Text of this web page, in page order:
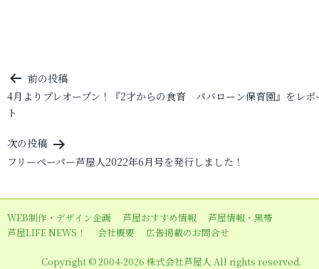
投
稿
ナ
ビ
ゲ
シ
ョ
前の投稿
4月よりプレオープン！『2才からの食育 パバローン保育園』をレポ
ト
次の投稿
フリーペーパー芦屋人2022年6月号を発行しました！
WEB制作・デザイン企画 芦屋おすすめ情報
芦屋情報・黒帯
芦屋LIFE NEWS！
会社概要 広告掲載のお問合せ
Copyright © 2004-2026 株式会社芦屋人 All rights reserved.